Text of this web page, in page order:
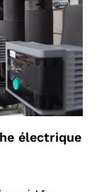
électrique